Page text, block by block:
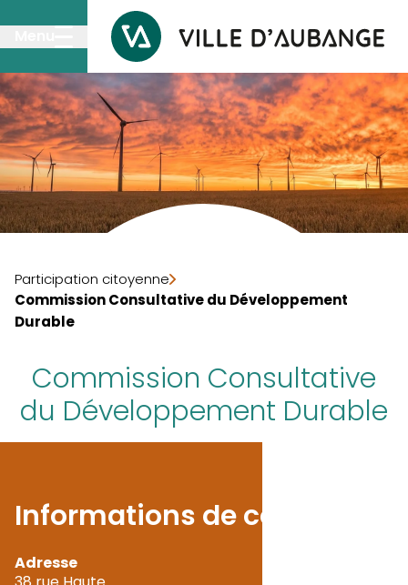
Passer au contenu principal
Participation citoyenne
Commission Consultative du Développement
Durable
Commission Consultative
du Développement Durable
Informations de contact
Adresse